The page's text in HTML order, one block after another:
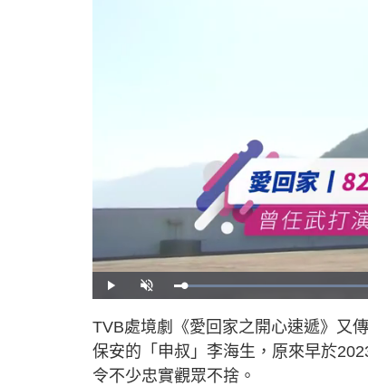
P
l
U
n
u
t
e
L
o
e
d
:
4
5
TVB處境劇《愛回家之開心速遞》又
保安的「申叔」李海生，原來早於
令不少忠實觀眾不捨。